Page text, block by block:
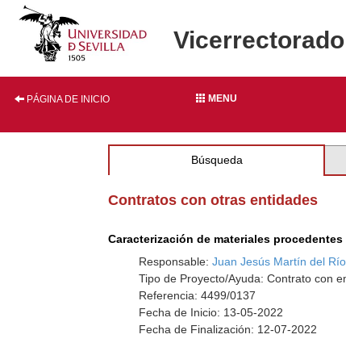
PÁGINA DE INICIO MENU
Búsqueda
Contratos con otras entidades
Caracterización de materiales
Responsable:Juan Jesús Martín del Río
Tipo de Proyecto/Ayuda: Contrato con
Referencia: 4499/0137
Fecha de Inicio: 13-05-2022
Fecha de Finalización: 12-07-2022